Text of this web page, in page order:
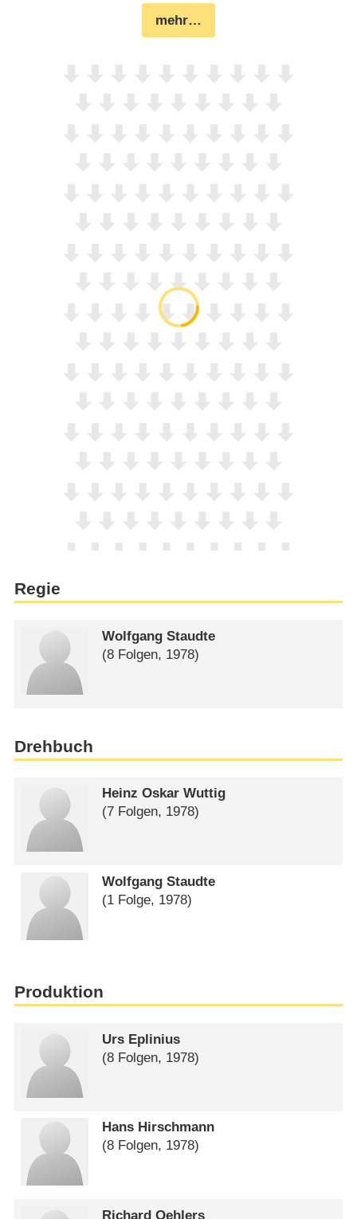
mehr…
Regie
Wolfgang Staudte
(8 Folgen, 1978)
Drehbuch
Heinz Oskar Wuttig
(7 Folgen, 1978)
Wolfgang Staudte
(1 Folge, 1978)
Produktion
Urs Eplinius
(8 Folgen, 1978)
Hans Hirschmann
(8 Folgen, 1978)
Richard Oehlers